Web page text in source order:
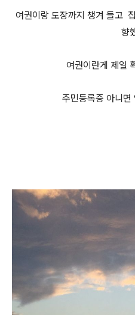
여권이랑 도장까지 챙겨 들고
향
여권이란게 제일
주민등록증 아니면